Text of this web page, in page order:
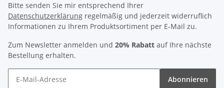
Bitte senden Sie mir entsprechend Ihrer
Datenschutzerklärung regelmäßig und jederzeit widerruflich
Informationen zu Ihrem Produktsortiment per E-Mail zu.
Zum Newsletter anmelden und 20% Rabatt auf Ihre nächste
Bestellung erhalten.
Abonnieren